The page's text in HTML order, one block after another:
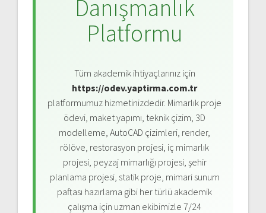
Danışmanlık
Platformu
Tüm akademik ihtiyaçlarınız için
https://odev.yaptirma.com.tr
platformumuz hizmetinizdedir. Mimarlık proje
ödevi, maket yapımı, teknik çizim, 3D
modelleme, AutoCAD çizimleri, render,
rölöve, restorasyon projesi, iç mimarlık
projesi, peyzaj mimarlığı projesi, şehir
planlama projesi, statik proje, mimari sunum
paftası hazırlama gibi her türlü akademik
çalışma için uzman ekibimizle 7/24